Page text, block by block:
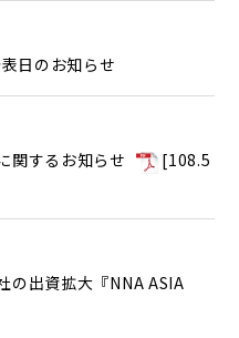
日のお知らせ
関するお知らせ [108.5
の出資拡大『NNA ASIA